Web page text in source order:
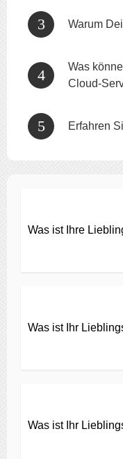
Warum
Was
Cloud-
Erfahren
Was ist Ihre
Was ist Ihr
Was ist Ihr